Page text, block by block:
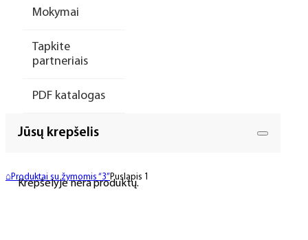
Mokymai
Tapkite
partneriais
PDF katalogas
Jūsų krepšelis
Krepšelyje nėra produktų.
⌂ Produktai su žymomis “3” Puslapis 1